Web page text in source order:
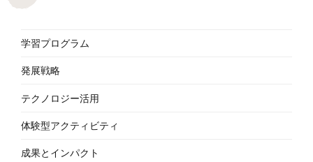
学習プログラム
発展戦略
テクノロジー活用
体験型アクティビティ
成果とインパクト